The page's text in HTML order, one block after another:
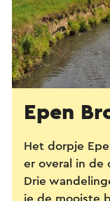
Epen
Het dorpje
er overal in de
Drie